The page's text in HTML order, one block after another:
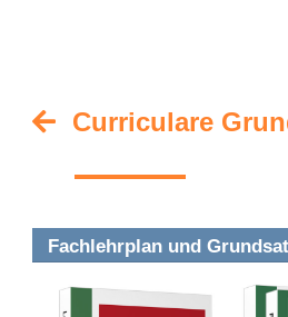
Curriculare
Fachlehrplan und